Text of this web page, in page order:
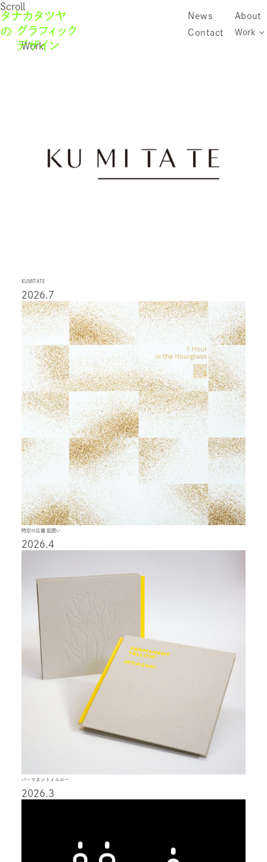
News
About
Contact
Work
Scroll
Work
KUMITATE
2026.7
時空の広場 仮囲い
2026.4
パーマネントイエロー
2026.3